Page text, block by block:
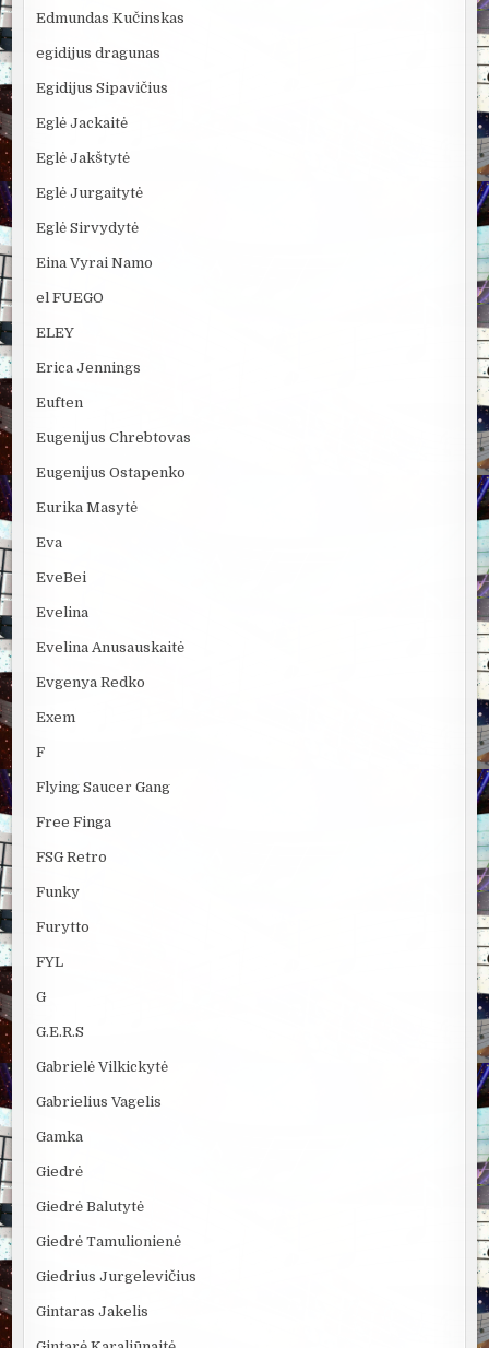
Edmundas Kučinskas
egidijus dragunas
Egidijus Sipavičius
Eglė Jackaitė
Eglė Jakštytė
Eglė Jurgaitytė
Eglė Sirvydytė
Eina Vyrai Namo
el FUEGO
ELEY
Erica Jennings
Euften
Eugenijus Chrebtovas
Eugenijus Ostapenko
Eurika Masytė
Eva
EveBei
Evelina
Evelina Anusauskaitė
Evgenya Redko
Exem
F
Flying Saucer Gang
Free Finga
FSG Retro
Funky
Furytto
FYL
G
G.E.R.S
Gabrielė Vilkickytė
Gabrielius Vagelis
Gamka
Giedrė
Giedrė Balutytė
Giedrė Tamulionienė
Giedrius Jurgelevičius
Gintaras Jakelis